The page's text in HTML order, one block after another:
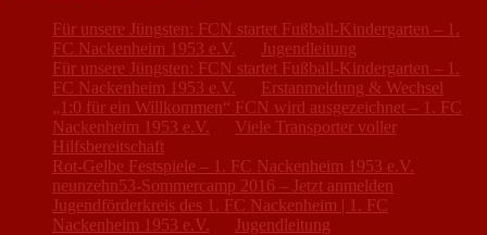
Für unsere Jüngsten: FCN startet Fußball-Kindergarten – 1.
FC Nackenheim 1953 e.V.
Jugendleitung
Für unsere Jüngsten: FCN startet Fußball-Kindergarten – 1.
FC Nackenheim 1953 e.V.
Erstanmeldung & Wechsel
„1:0 für ein Willkommen“ FCN wird ausgezeichnet – 1. FC
Nackenheim 1953 e.V.
Viele Transporter voller
Hilfsbereitschaft
Rot-Gelbe Festspiele – 1. FC Nackenheim 1953 e.V.
neunzehn53-Sommercamp 2016 – Jetzt anmelden
Jugendförderkreis des 1. FC Nackenheim | 1. FC
Nackenheim 1953 e.V.
Jugendleitung